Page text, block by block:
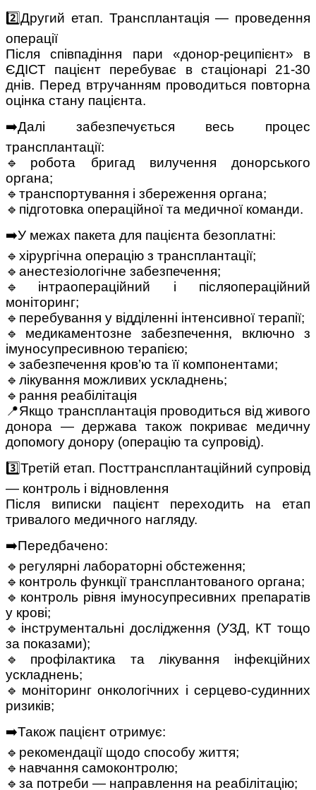
2️⃣Другий етап. Трансплантація — проведення
операції
Після співпадіння пари «донор-реципієнт» в
ЄДІСТ пацієнт перебуває в стаціонарі 21-30
днів. Перед втручанням проводиться повторна
оцінка стану пацієнта.
➡️Далі забезпечується весь процес
трансплантації:
🔹робота бригад вилучення донорського
органа;
🔹транспортування і збереження органа;
🔹підготовка операційної та медичної команди.
➡️У межах пакета для пацієнта безоплатні:
🔹хірургічна операцію з трансплантації;
🔹анестезіологічне забезпечення;
🔹інтраопераційний і післяопераційний
моніторинг;
🔹перебування у відділенні інтенсивної терапії;
🔹медикаментозне забезпечення, включно з
імуносупресивною терапією;
🔹забезпечення кров’ю та її компонентами;
🔹лікування можливих ускладнень;
🔹рання реабілітація
📍Якщо трансплантація проводиться від живого
донора — держава також покриває медичну
допомогу донору (операцію та супровід).
3️⃣Третій етап. Посттрансплантаційний супровід
— контроль і відновлення
Після виписки пацієнт переходить на етап
тривалого медичного нагляду.
➡️Передбачено:
🔹регулярні лабораторні обстеження;
🔹контроль функції трансплантованого органа;
🔹контроль рівня імуносупресивних препаратів
у крові;
🔹інструментальні дослідження (УЗД, КТ тощо
за показами);
🔹профілактика та лікування інфекційних
ускладнень;
🔹моніторинг онкологічних і серцево-судинних
ризиків;
➡️Також пацієнт отримує:
🔹рекомендації щодо способу життя;
🔹навчання самоконтролю;
🔹за потреби — направлення на реабілітацію;